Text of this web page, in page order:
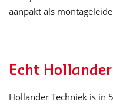
aanpakt als
Echt
Hollander Techniek is in